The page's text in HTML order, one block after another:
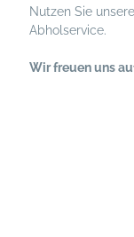
Nutzen Sie
Abholservice.
Wir freuen uns